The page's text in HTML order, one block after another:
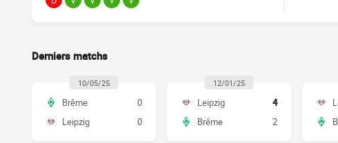
Derniers matchs
10/05/25
Brême
0
Leipzig
0
12/01/25
Leipzig
4
Brême
2